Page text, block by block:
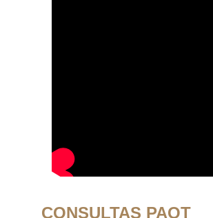
CONSULTAS PAOT